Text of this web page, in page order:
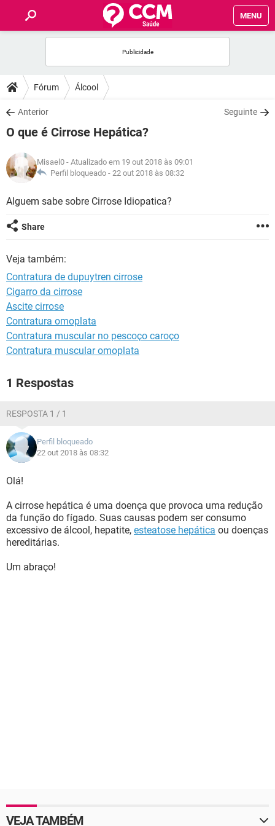
MENU
FÓRUM
SAÚDE
FAMÍLIA
NUTRIÇÃO
BEM-ESTAR
SEXUALIDADE
GLOSSÁRIO
Fórum Álcool
Anterior Seguinte
O que é Cirrose Hepática?
Misael0 - Atualizado em 19 out 2018 às 09:01
Perfil bloqueado - 22 out 2018 às 08:32
Alguem sabe sobre Cirrose Idiopatica?
Share
Veja também:
Contratura de dupuytren cirrose
Cigarro da cirrose
Ascite cirrose
Contratura omoplata
Contratura muscular no pescoço caroço
Contratura muscular omoplata
1 Respostas
RESPOSTA 1 / 1
Perfil bloqueado
22 out 2018 às 08:32
Olá!
A cirrose hepática é uma doença que provoca uma redução
da função do fígado. Suas causas podem ser consumo
excessivo de álcool, hepatite, esteatose hepática ou doenças
hereditárias.
Um abraço!
VEJA TAMBÉM